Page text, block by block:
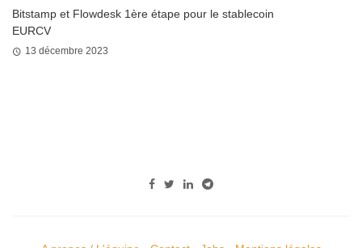
Bitstamp et Flowdesk 1ère étape pour le stablecoin
EURCV
13 décembre 2023